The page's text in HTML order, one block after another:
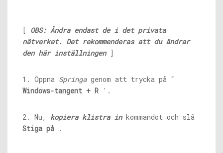
[ OBS: Ändra endast de i det privata
nätverket. Det rekommenderas att du ändrar
den här inställningen ]
1. Öppna Springagenom att trycka på “
Windows-tangent + R '.
2. Nu, kopiera klistra in kommandot och slå
Stiga på .